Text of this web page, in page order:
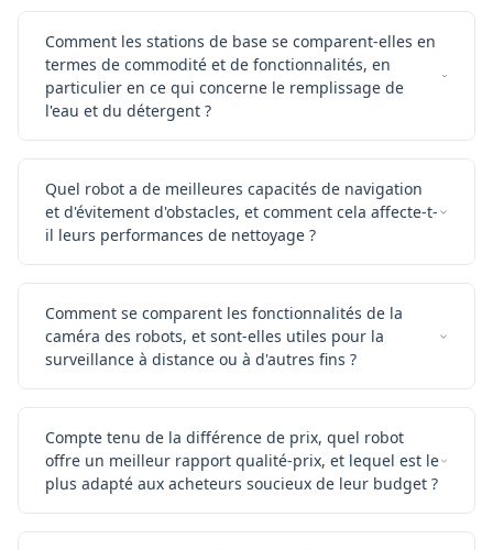
Comment les stations de base se comparent-elles en
termes de commodité et de fonctionnalités, en
particulier en ce qui concerne le remplissage de
l'eau et du détergent ?
Quel robot a de meilleures capacités de navigation
et d'évitement d'obstacles, et comment cela affecte-t-
il leurs performances de nettoyage ?
Comment se comparent les fonctionnalités de la
caméra des robots, et sont-elles utiles pour la
surveillance à distance ou à d'autres fins ?
Compte tenu de la différence de prix, quel robot
offre un meilleur rapport qualité-prix, et lequel est le
plus adapté aux acheteurs soucieux de leur budget ?